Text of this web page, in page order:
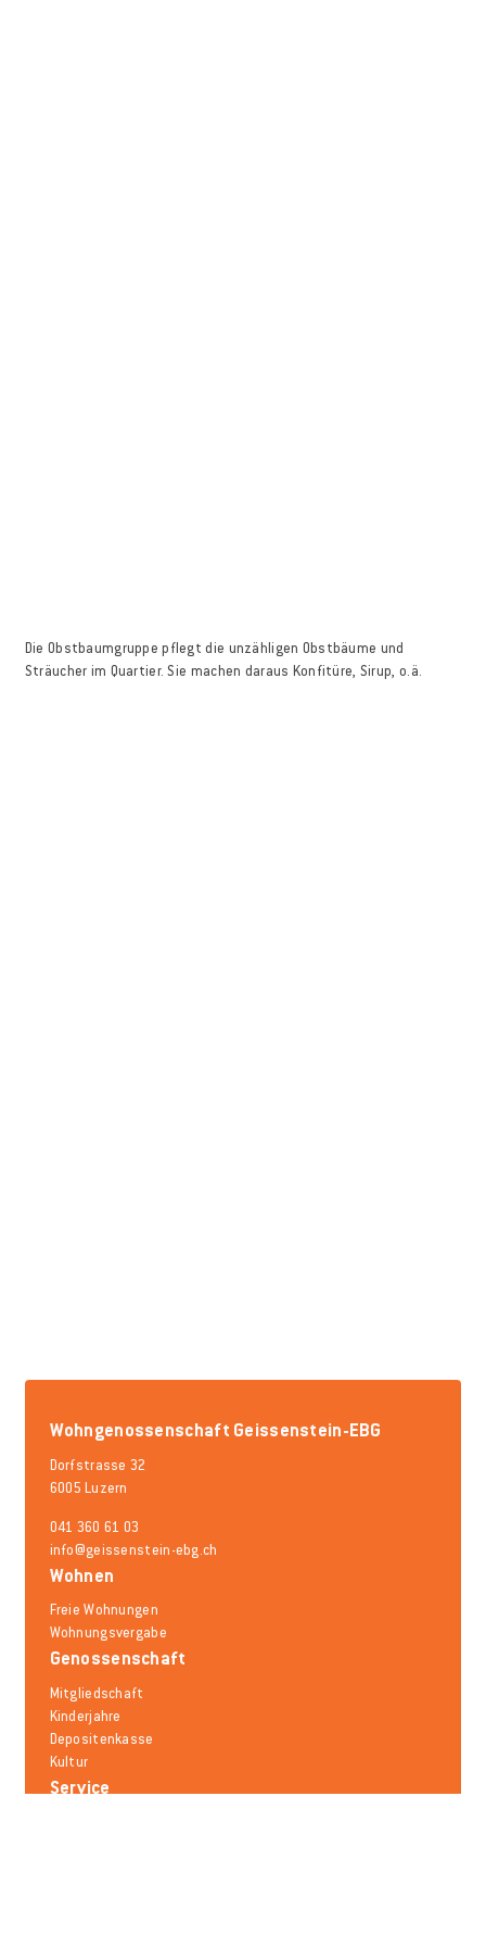
Die Obstbaumgruppe pflegt die unzähligen Obstbäume und
Sträucher im Quartier. Sie machen daraus Konfitüre, Sirup, o.ä.
Wohngenossenschaft Geissenstein-EBG
Dorfstrasse 32
6005 Luzern
041 360 61 03
info@geissenstein-ebg.ch
Wohnen
Freie Wohnungen
Wohnungsvergabe
Genossenschaft
Mitgliedschaft
Kinderjahre
Depositenkasse
Kultur
Service